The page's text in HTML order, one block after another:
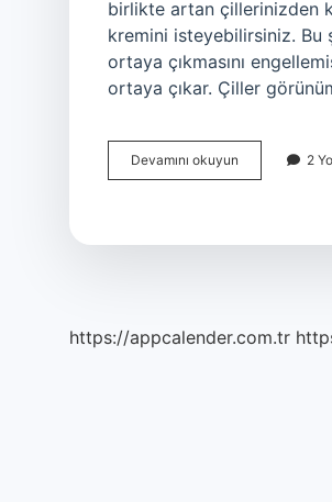
birlikte artan çillerinizden
kremini isteyebilirsiniz. Bu
ortaya çıkmasını
ortaya çıkar. Çiller
Devamını okuyun Çocuklarda
Çil
2
https://appcalender.com.tr